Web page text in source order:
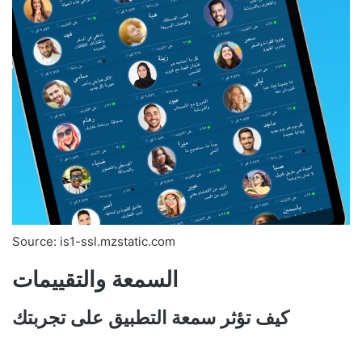
Source: is1-ssl.mzstatic.com
السمعة والتقييمات
كيف تؤثر سمعة التطبيق على تجربتك